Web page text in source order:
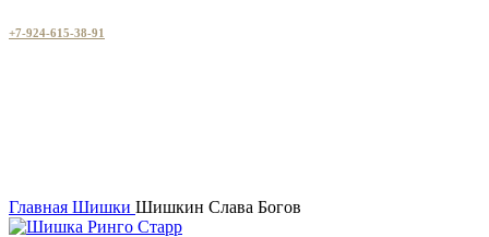
+7-924-615-38-91
Главная Шишки Шишкин Слава Богов